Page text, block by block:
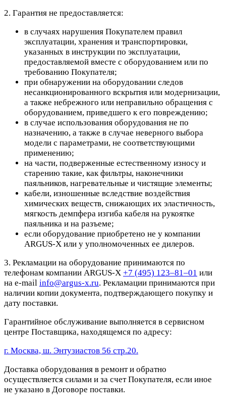
2. Гарантия не предоставляется:
в случаях нарушения Покупателем правил
эксплуатации, хранения и транспортировки,
указанных в инструкции по эксплуатации,
предоставляемой вместе с оборудованием или по
требованию Покупателя;
при обнаружении на оборудовании следов
несанкционированного вскрытия или модернизации,
а также небрежного или неправильно обращения с
оборудованием, приведшего к его повреждению;
в случае использования оборудования не по
назначению, а также в случае неверного выбора
модели с параметрами, не соответствующими
применению;
на части, подверженные естественному износу и
старению такие, как фильтры, наконечники
паяльников, нагревательные и чистящие элементы;
кабели, изношенные вследствие воздействия
химических веществ, снижающих их эластичность,
мягкость демпфера изгиба кабеля на рукоятке
паяльника и на разъеме;
если оборудование приобретено не у компании
ARGUS-X или у уполномоченных ее дилеров.
3. Рекламации на оборудование принимаются по
телефонам компании ARGUS-X +7 (495) 123–81–01 или
на e-mail info@argus-x.ru. Рекламации принимаются при
наличии копии документа, подтверждающего покупку и
дату поставки.
Гарантийное обслуживание выполняется в сервисном
центре Поставщика, находящемся по адресу:
г. Москва, ш. Энтузиастов 56 стр.20.
Доставка оборудования в ремонт и обратно
осуществляется силами и за счет Покупателя, если иное
не указано в Договоре поставки.